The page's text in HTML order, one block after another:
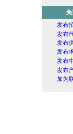
免
发布
发布
发布
发布
发布
发布
加为